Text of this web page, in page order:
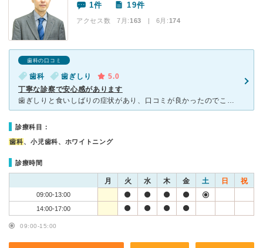
1件 19件
アクセス数 7月:163 | 6月:174
歯科の口コミ
歯科 歯ぎしり
5.0
丁寧な診察で安心感があります
歯ぎしりと食いしばりの症状があり、口コミが良かったのでこちらを受診しました。 すぐにマウスピースを作成していただきました。 マウスピースがあっているようで、食いしばりも治りました。定期検診や歯の定
診療科目：
歯科、小児歯科、ホワイトニング
診療時間
月 火 水 木 金 土 日 祝
09:00-13:00
14:00-17:00
09:00-15:00